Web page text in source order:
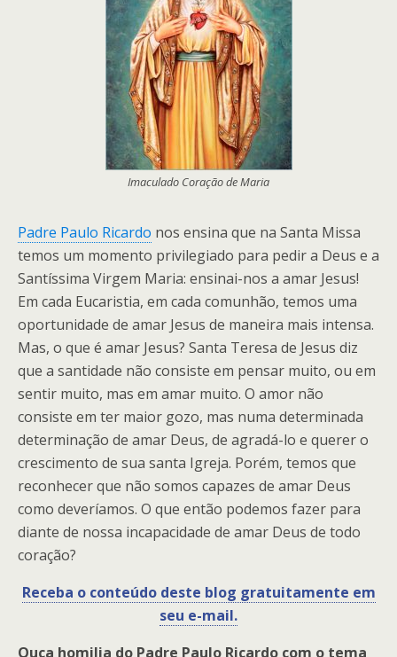
Imaculado Coração de Maria
Padre Paulo Ricardo nos ensina que na Santa Missa
temos um momento privilegiado para pedir a Deus e a
Santíssima Virgem Maria: ensinai-nos a amar Jesus!
Em cada Eucaristia, em cada comunhão, temos uma
oportunidade de amar Jesus de maneira mais intensa.
Mas, o que é amar Jesus? Santa Teresa de Jesus diz
que a santidade não consiste em pensar muito, ou em
sentir muito, mas em amar muito. O amor não
consiste em ter maior gozo, mas numa determinada
determinação de amar Deus, de agradá-lo e querer o
crescimento de sua santa Igreja. Porém, temos que
reconhecer que não somos capazes de amar Deus
como deveríamos. O que então podemos fazer para
diante de nossa incapacidade de amar Deus de todo
coração?
Receba o conteúdo deste blog gratuitamente em
seu e-mail.
Ouça homilia do Padre Paulo Ricardo com o tema